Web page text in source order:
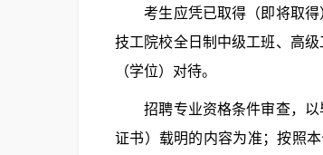
考生应凭已取得（即将取得
技工院校全日制中级工班、高
（学位）对待。
招聘专业资格条件审查，以
证书）载明的内容为准；按照